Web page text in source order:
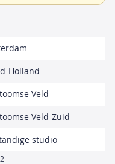
Holland
Veld
Veld-Zuid
studio
2